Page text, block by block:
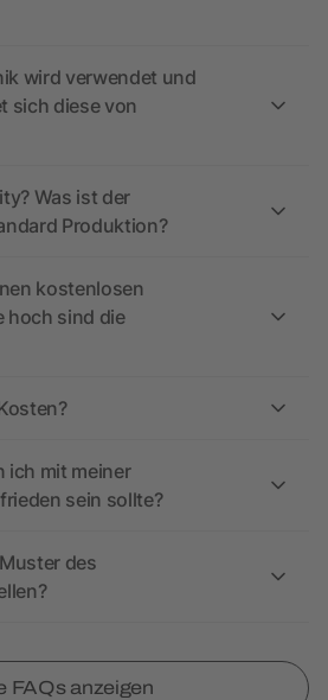
wird verwendet und
sich diese von
Was ist der
Produktion?
kostenlosen
hoch sind die
ich mit meiner
sein sollte?
des
FAQs anzeigen